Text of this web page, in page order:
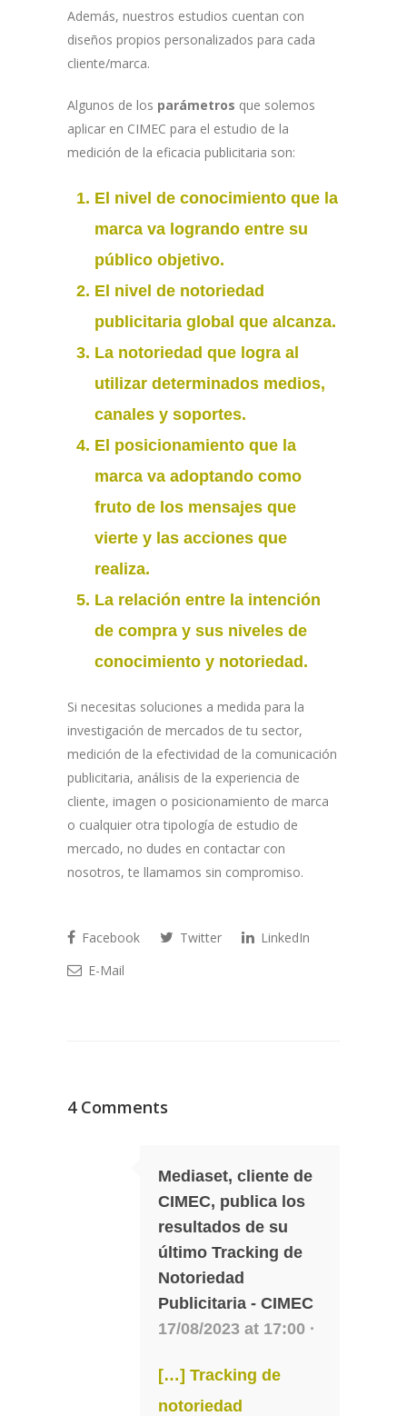
Además, nuestros estudios cuentan con
diseños propios personalizados para cada
cliente/marca.
Algunos de los parámetros que solemos
aplicar en CIMEC para el estudio de la
medición de la eficacia publicitaria son:
El nivel de conocimiento que la
marca va logrando entre su
público objetivo.
El nivel de notoriedad
publicitaria global que alcanza.
La notoriedad que logra al
utilizar determinados medios,
canales y soportes.
El posicionamiento que la
marca va adoptando como
fruto de los mensajes que
vierte y las acciones que
realiza.
La relación entre la intención
de compra y sus niveles de
conocimiento y notoriedad.
Si necesitas soluciones a medida para la
investigación de mercados de tu sector,
medición de la efectividad de la comunicación
publicitaria, análisis de la experiencia de
cliente, imagen o posicionamiento de marca
o cualquier otra tipología de estudio de
mercado, no dudes en contactar con
nosotros, te llamamos sin compromiso.
Facebook Twitter
LinkedIn
E-Mail
4 Comments
Mediaset, cliente de
CIMEC, publica los
resultados de su
último Tracking de
Notoriedad
Publicitaria - CIMEC
17/08/2023 at 17:00 ·
[…] Tracking de
notoriedad